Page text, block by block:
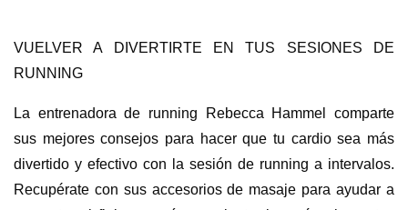
VUELVER A DIVERTIRTE EN TUS SESIONES DE
RUNNING
La entrenadora de running Rebecca Hammel comparte
sus mejores consejos para hacer que tu cardio sea más
divertido y efectivo con la sesión de running a intervalos.
Recupérate con sus accesorios de masaje para ayudar a